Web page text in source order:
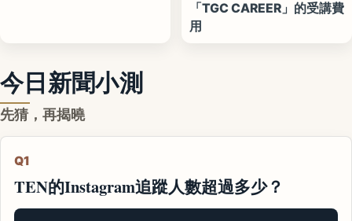
「TGC CAREER」的受講費
用
今日新聞小測
先猜，再揭曉
Q1
TEN的Instagram追蹤人數超過多少？